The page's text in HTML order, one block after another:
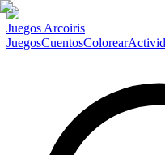
Juegos Arcoiris
JuegosCuentosColorear